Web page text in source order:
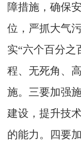
障措施，确保
位，严抓大气
实“六个百分之
程、无死角、
施。三要加强
建设，提升技
的能力。四要